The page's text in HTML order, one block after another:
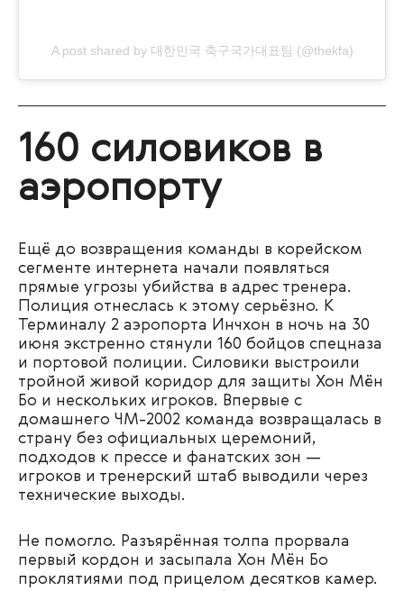
A post shared by 대한민국 축구국가대표팀 (@thekfa)
160 силовиков в
аэропорту
Ещё до возвращения команды в корейском
сегменте интернета начали появляться
прямые угрозы убийства в адрес тренера.
Полиция отнеслась к этому серьёзно. К
Терминалу 2 аэропорта Инчхон в ночь на 30
июня экстренно стянули 160 бойцов спецназа
и портовой полиции. Силовики выстроили
тройной живой коридор для защиты Хон Мён
Бо и нескольких игроков. Впервые с
домашнего ЧМ-2002 команда возвращалась в
страну без официальных церемоний,
подходов к прессе и фанатских зон —
игроков и тренерский штаб выводили через
технические выходы.
Не помогло. Разъярённая толпа прорвала
первый кордон и засыпала Хон Мён Бо
проклятиями под прицелом десятков камер.